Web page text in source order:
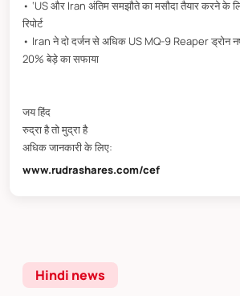
• ‘US और Iran अंतिम समझौते का मसौदा तैयार करने के लिए
रिपोर्ट
• Iran ने दो दर्जन से अधिक US MQ-9 Reaper ड्रोन
20% बेड़े का सफाया
जय हिंद
रुद्रा है तो मुद्रा है
अधिक जानकारी के लिए:
www.rudrashares.com/cef
Hindi news